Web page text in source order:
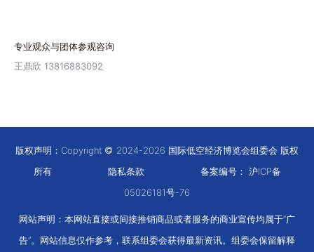
专业观众与团体参观咨询
王鼎欣 13816883092
版权声明：Copyright
2024-2026 国际低空经济博览会组委会 版权
所有
隐私条款 备案编号： 沪ICP备
05026181号-76
网站声明：本网站直接或间接推销商品或者服务的商业宣传均属于“广
告”。网站信息仅作参考，联系组委会获得最新资讯。组委会保留解释